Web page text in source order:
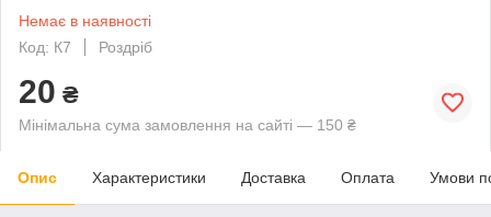
Немає в наявності
Код: К7
Роздріб
20 ₴
Мінімальна сума замовлення на сайті — 150 ₴
Опис Характеристики Доставка Оплата Умови